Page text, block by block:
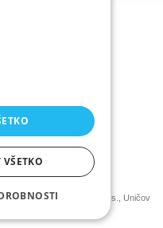
údajov
textilnou galantériou VTC a.s., Uničov